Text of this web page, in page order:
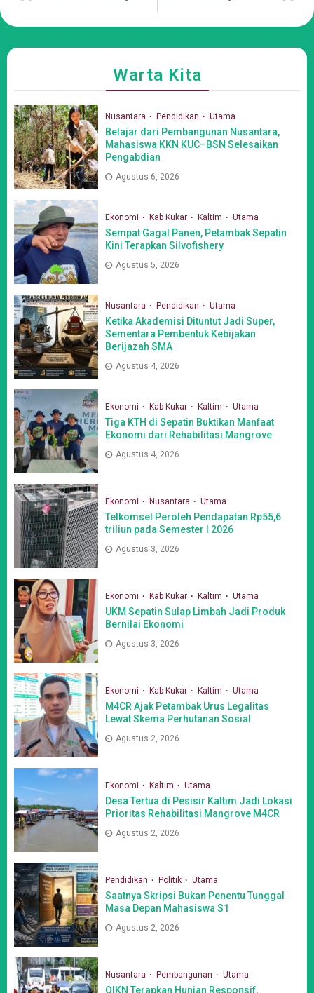
Warta Kita
Nusantara Pendidikan Utama
Belajar dari Pembangunan Nusantara,
Mahasiswa KKN KUC–BSN Selesaikan
Pengabdian
Agustus 6, 2026
Ekonomi Kab Kukar Kaltim Utama
Sempat Gagal Panen, Petambak Sepatin
Kini Terapkan Silvofishery
Agustus 5, 2026
Nusantara Pendidikan Utama
Ketika Akademisi Dituntut Jadi Super,
Sementara Pembentuk Kebijakan
Berijazah SMA
Agustus 4, 2026
Ekonomi Kab Kukar Kaltim Utama
Tiga KTH di Sepatin Buktikan Manfaat
Ekonomi dari Rehabilitasi Mangrove
Agustus 4, 2026
Ekonomi Nusantara Utama
Telkomsel Peroleh Pendapatan Rp55,6
triliun pada Semester I 2026
Agustus 3, 2026
Ekonomi Kab Kukar Kaltim Utama
UKM Sepatin Sulap Limbah Jadi Produk
Bernilai Ekonomi
Agustus 3, 2026
Ekonomi Kab Kukar Kaltim Utama
M4CR Ajak Petambak Urus Legalitas
Lewat Skema Perhutanan Sosial
Agustus 2, 2026
Ekonomi Kaltim Utama
Desa Tertua di Pesisir Kaltim Jadi Lokasi
Prioritas Rehabilitasi Mangrove M4CR
Agustus 2, 2026
Pendidikan Politik Utama
Saatnya Skripsi Bukan Penentu Tunggal
Masa Depan Mahasiswa S1
Agustus 2, 2026
Nusantara Pembangunan Utama
OIKN Terapkan Hunian Responsif,